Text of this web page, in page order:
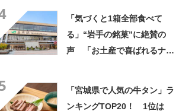
「気づくと1箱全部食べて
る」“岩手の銘菓”に絶賛の
声 「お土産で喜ばれるナン
「宮城県で人気の牛タン」ラ
ンキングTOP20！ 1位は